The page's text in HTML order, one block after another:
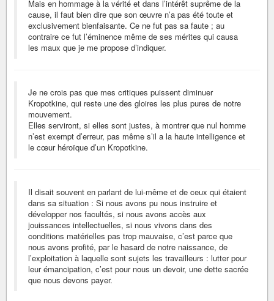
Mais en hommage à la vérité et dans l’intérêt suprême de la
cause, il faut bien dire que son œuvre n’a pas été toute et
exclusivement bienfaisante. Ce ne fut pas sa faute ; au
contraire ce fut l’éminence même de ses mérites qui causa
les maux que je me propose d’indiquer.
Je ne crois pas que mes critiques puissent diminuer
Kropotkine, qui reste une des gloires les plus pures de notre
mouvement.
Elles serviront, si elles sont justes, à montrer que nul homme
n’est exempt d’erreur, pas même s’il a la haute intelligence et
le cœur héroïque d’un Kropotkine.
Il disait souvent en parlant de lui-même et de ceux qui étaient
dans sa situation : Si nous avons pu nous instruire et
développer nos facultés, si nous avons accès aux
jouissances intellectuelles, si nous vivons dans des
conditions matérielles pas trop mauvaise, c’est parce que
nous avons profité, par le hasard de notre naissance, de
l’exploitation à laquelle sont sujets les travailleurs : lutter pour
leur émancipation, c’est pour nous un devoir, une dette sacrée
que nous devons payer.